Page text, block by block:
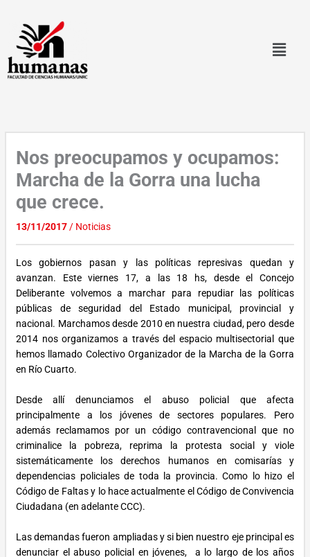
contenido
Nos preocupamos y ocupamos:
Marcha de la Gorra una lucha
que crece.
13/11/2017/ Noticias
Los gobiernos pasan y las políticas represivas quedan y
avanzan. Este viernes 17, a las 18 hs, desde el Concejo
Deliberante volvemos a marchar para repudiar las políticas
públicas de seguridad del Estado municipal, provincial y
nacional. Marchamos desde 2010 en nuestra ciudad, pero desde
2014 nos organizamos a través del espacio multisectorial que
hemos llamado Colectivo Organizador de la Marcha de la Gorra
en Río Cuarto.
Desde allí denunciamos el abuso policial que afecta
principalmente a los jóvenes de sectores populares. Pero
además reclamamos por un código contravencional que no
criminalice la pobreza, reprima la protesta social y viole
sistemáticamente los derechos humanos en comisarías y
dependencias policiales de toda la provincia. Como lo hizo el
Código de Faltas y lo hace actualmente el Código de Convivencia
Ciudadana (en adelante CCC).
Las demandas fueron ampliadas y si bien nuestro eje principal es
denunciar el abuso policial en jóvenes, a lo largo de los años